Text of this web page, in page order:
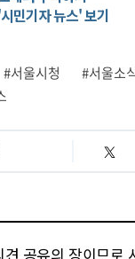
민기자 뉴스' 보기
#서울시청 #서울소
트
공유의 장이므로